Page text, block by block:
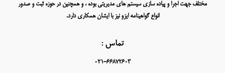
مختلف جهت اجرا و پیاده سازی سیستم های مدیریتی بوده ، و همچنین در حوزه ثبت و صدور
انواع گواهینامه ایزو نیز با ایشان همکاری دارد.
تماس :
021-66872603